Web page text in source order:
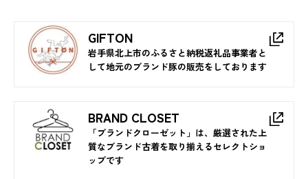
GIFTON
岩手県北上市のふるさと納税返礼品事業者と
して地元のブランド豚の販売をしております
BRAND CLOSET
「ブランドクローゼット」は、厳選された上
質なブランド古着を取り揃えるセレクトショ
ップです